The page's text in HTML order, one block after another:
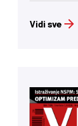
Vidi sve